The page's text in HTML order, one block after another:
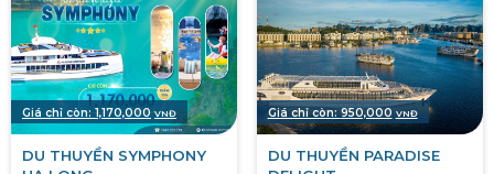
Giá chỉ còn: 1,170,000 VNĐ
DU THUYỀN SYMPHONY
Giá chỉ còn: 950,000 VNĐ
DU THUYỀN PARADISE